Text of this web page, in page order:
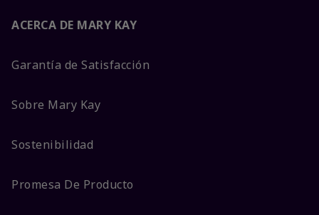
ACERCA DE MARY KAY
Garantía de Satisfacción
Sobre Mary Kay
Sostenibilidad
Promesa De Producto